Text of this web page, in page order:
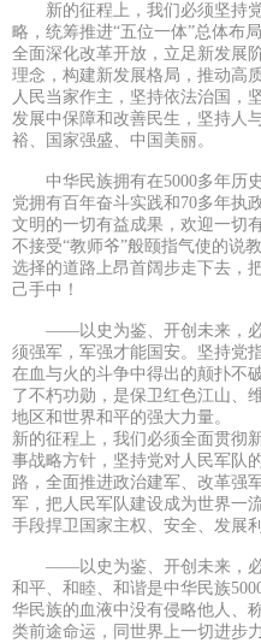
新的征程上，我们必须坚持党
略，统筹推进“五位一体”总体布
全面深化改革开放，立足新发展
理念，构建新发展格局，推动高
人民当家作主，坚持依法治国，
发展中保障和改善民生，坚持人
裕、国家强盛、中国美丽。
中华民族拥有在5000多年历
党拥有百年奋斗实践和70多年执
文明的一切有益成果，欢迎一切
不接受“教师爷”般颐指气使的说
选择的道路上昂首阔步走下去，
己手中！
——以史为鉴、开创未来，必
须强军，军强才能国安。坚持党
在血与火的斗争中得出的颠扑不
了不朽功勋，是保卫红色江山、
地区和世界和平的强大力量。
新的征程上，我们必须全面贯彻
事战略方针，坚持党对人民军队
路，全面推进政治建军、改革强
军，把人民军队建设成为世界一
手段捍卫国家主权、安全、发展
——以史为鉴、开创未来，必
和平、和睦、和谐是中华民族
华民族的血液中没有侵略他人、
类前途命运，同世界上一切进步